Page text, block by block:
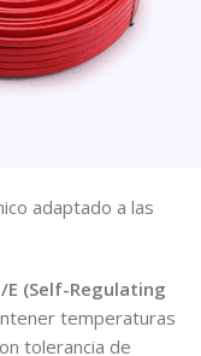
adaptado a las
E (Self-Regulating
temperaturas
tolerancia de